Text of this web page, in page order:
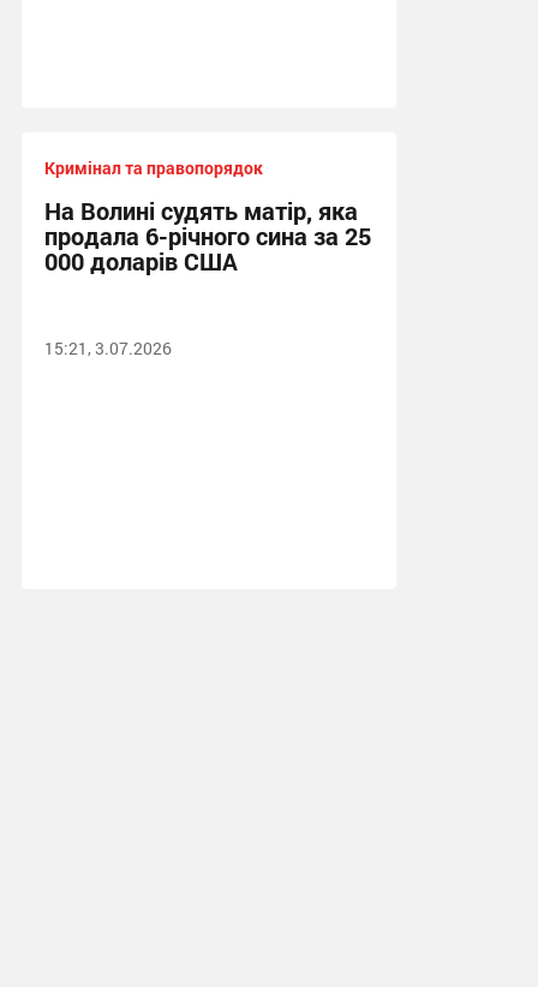
Кримінал та правопорядок
На Волині судять матір, яка
продала 6-річного сина за 25
000 доларів США
15:21, 3.07.2026